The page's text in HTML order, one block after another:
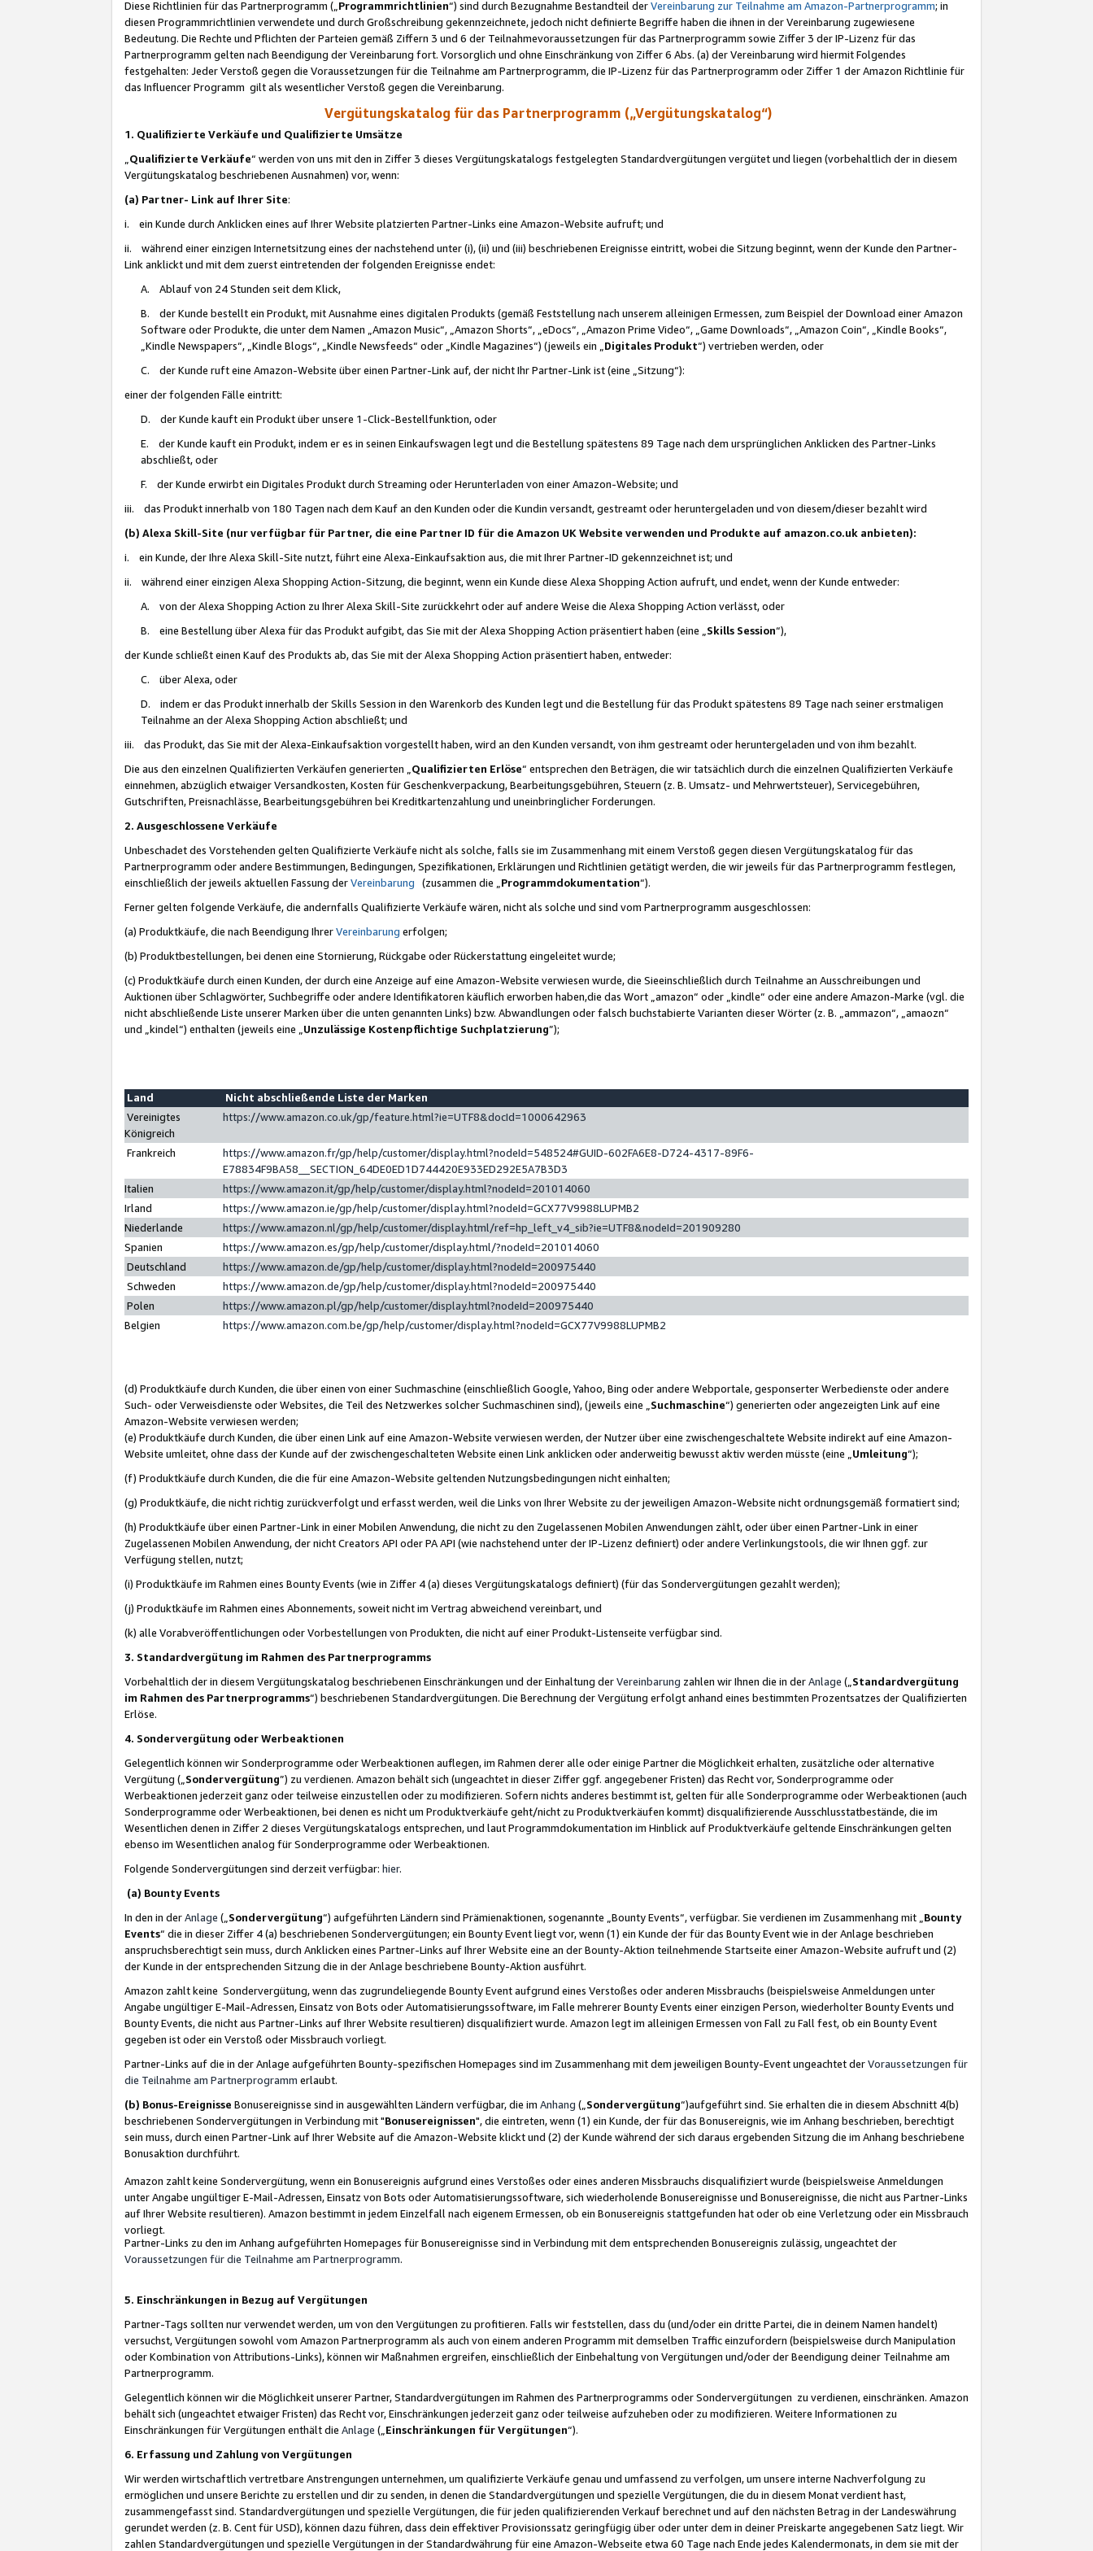
Diese Richtlinien für das Partnerprogramm („Programmrichtlinien“) sind durch Bezugnahme Bestandteil derVereinbarung zur Teilnahme am Amazon-Partnerprogramm; in
diesen Programmrichtlinien verwendete und durch Großschreibung gekennzeichnete, jedoch nicht definierte Begriffe haben die ihnen in der Vereinbarung zugewiesene
Bedeutung. Die Rechte und Pflichten der Parteien gemäß Ziffern 3 und 6 der Teilnahmevoraussetzungen für das Partnerprogramm sowie Ziffer 3 der IP-Lizenz für das
Partnerprogramm gelten nach Beendigung der Vereinbarung fort. Vorsorglich und ohne Einschränkung von Ziffer 6 Abs. (a) der Vereinbarung wird hiermit Folgendes
festgehalten: Jeder Verstoß gegen die Voraussetzungen für die Teilnahme am Partnerprogramm, die IP-Lizenz für das Partnerprogramm oder Ziffer 1 der Amazon Richtlinie für
das Influencer Programm gilt als wesentlicher Verstoß gegen die Vereinbarung.
Vergütungskatalog für das Partnerprogramm („Vergütungskatalog“)
1. Qualifizierte Verkäufe und Qualifizierte Umsätze
Qualifizierte Verkäufe“ werden von uns mit den in Ziffer 3 dieses Vergütungskatalogs festgelegten Standardvergütungen vergütet und liegen (vorbehaltlich der in diesem
Vergütungskatalog beschriebenen Ausnahmen) vor, wenn:
(a) Partner- Link auf Ihrer Site:
i. ein Kunde durch Anklicken eines auf Ihrer Website platzierten Partner-Links eine Amazon-Website aufruft; und
ii. während einer einzigen Internetsitzung eines der nachstehend unter (i), (ii) und (iii) beschriebenen Ereignisse eintritt, wobei die Sitzung beginnt, wenn der Kunde den Partner-
Link anklickt und mit dem zuerst eintretenden der folgenden Ereignisse endet:
A. Ablauf von 24 Stunden seit dem Klick,
B. der Kunde bestellt ein Produkt, mit Ausnahme eines digitalen Produkts (gemäß Feststellung nach unserem alleinigen Ermessen, zum Beispiel der Download einer Amazon
Software oder Produkte, die unter dem Namen „Amazon Music“, „Amazon Shorts“, „eDocs“, „Amazon Prime Video“, „Game Downloads“, „Amazon Coin“, „Kindle Books“,
„Kindle Newspapers“, „Kindle Blogs“, „Kindle Newsfeeds“ oder „Kindle Magazines“) (jeweils ein „ Digitales Produkt“) vertrieben werden, oder
C. der Kunde ruft eine Amazon-Website über einen Partner-Link auf, der nicht Ihr Partner-Link ist (eine „Sitzung“):
einer der folgenden Fälle eintritt:
D. der Kunde kauft ein Produkt über unsere 1-Click-Bestellfunktion, oder
E. der Kunde kauft ein Produkt, indem er es in seinen Einkaufswagen legt und die Bestellung spätestens 89 Tage nach dem ursprünglichen Anklicken des Partner-Links
abschließt, oder
F. der Kunde erwirbt ein Digitales Produkt durch Streaming oder Herunterladen von einer Amazon-Website; und
iii. das Produkt innerhalb von 180 Tagen nach dem Kauf an den Kunden oder die Kundin versandt, gestreamt oder heruntergeladen und von diesem/dieser bezahlt wird
(b) Alexa Skill-Site (nur verfügbar für Partner, die eine Partner ID für die Amazon UK Website verwenden und Produkte auf amazon.co.uk anbieten):
i. ein Kunde, der Ihre Alexa Skill-Site nutzt, führt eine Alexa-Einkaufsaktion aus, die mit Ihrer Partner-ID gekennzeichnet ist; und
ii. während einer einzigen Alexa Shopping Action-Sitzung, die beginnt, wenn ein Kunde diese Alexa Shopping Action aufruft, und endet, wenn der Kunde entweder:
A. von der Alexa Shopping Action zu Ihrer Alexa Skill-Site zurückkehrt oder auf andere Weise die Alexa Shopping Action verlässt, oder
B. eine Bestellung über Alexa für das Produkt aufgibt, das Sie mit der Alexa Shopping Action präsentiert haben (eine „ Skills Session“),
der Kunde schließt einen Kauf des Produkts ab, das Sie mit der Alexa Shopping Action präsentiert haben, entweder:
C. über Alexa, oder
D. indem er das Produkt innerhalb der Skills Session in den Warenkorb des Kunden legt und die Bestellung für das Produkt spätestens 89 Tage nach seiner erstmaligen
Teilnahme an der Alexa Shopping Action abschließt; und
iii. das Produkt, das Sie mit der Alexa-Einkaufsaktion vorgestellt haben, wird an den Kunden versandt, von ihm gestreamt oder heruntergeladen und von ihm bezahlt.
Die aus den einzelnen Qualifizierten Verkäufen generierten „ Qualifizierten Erlöse“ entsprechen den Beträgen, die wir tatsächlich durch die einzelnen Qualifizierten Verkäufe
einnehmen, abzüglich etwaiger Versandkosten, Kosten für Geschenkverpackung, Bearbeitungsgebühren, Steuern (z. B. Umsatz- und Mehrwertsteuer), Servicegebühren,
Gutschriften, Preisnachlässe, Bearbeitungsgebühren bei Kreditkartenzahlung und uneinbringlicher Forderungen.
2. Ausgeschlossene Verkäufe
Unbeschadet des Vorstehenden gelten Qualifizierte Verkäufe nicht als solche, falls sie im Zusammenhang mit einem Verstoß gegen diesen Vergütungskatalog für das
Partnerprogramm oder andere Bestimmungen, Bedingungen, Spezifikationen, Erklärungen und Richtlinien getätigt werden, die wir jeweils für das Partnerprogramm festlegen,
einschließlich der jeweils aktuellen Fassung derVereinbarung (zusammen die „ Programmdokumentation“).
Ferner gelten folgende Verkäufe, die andernfalls Qualifizierte Verkäufe wären, nicht als solche und sind vom Partnerprogramm ausgeschlossen:
(a) Produktkäufe, die nach Beendigung IhrerVereinbarung erfolgen;
(b) Produktbestellungen, bei denen eine Stornierung, Rückgabe oder Rückerstattung eingeleitet wurde;
(c) Produktkäufe durch einen Kunden, der durch eine Anzeige auf eine Amazon-Website verwiesen wurde, die Sieeinschließlich durch Teilnahme an Ausschreibungen und
Auktionen über Schlagwörter, Suchbegriffe oder andere Identifikatoren käuflich erworben haben,die das Wort „amazon“ oder „kindle“ oder eine andere Amazon-Marke (vgl. die
nicht abschließende Liste unserer Marken über die unten genannten Links) bzw. Abwandlungen oder falsch buchstabierte Varianten dieser Wörter (z. B. „ammazon“, „amaozn“
und „kindel“) enthalten (jeweils eine „ Unzulässige Kostenpflichtige Suchplatzierung”);
Land
Nicht abschließende Liste der Marken
Vereinigtes
Königreich
https://www.amazon.co.uk/gp/feature.html?ie=UTF8&docId=1000642963
Frankreich
https://www.amazon.fr/gp/help/customer/display.html?nodeId=548524#GUID-602FA6E8-D724-4317-89F6-
E78834F9BA58__SECTION_64DE0ED1D744420E933ED292E5A7B3D3
Italien
https://www.amazon.it/gp/help/customer/display.html?nodeId=201014060
Irland
https://www.amazon.ie/gp/help/customer/display.html?nodeId=GCX77V9988LUPMB2
Niederlande
https://www.amazon.nl/gp/help/customer/display.html/ref=hp_left_v4_sib?ie=UTF8&nodeId=201909280
Spanien
https://www.amazon.es/gp/help/customer/display.html/?nodeId=201014060
Deutschland
https://www.amazon.de/gp/help/customer/display.html?nodeId=200975440
Schweden
https://www.amazon.de/gp/help/customer/display.html?nodeId=200975440
Polen
https://www.amazon.pl/gp/help/customer/display.html?nodeId=200975440
Belgien
https://www.amazon.com.be/gp/help/customer/display.html?nodeId=GCX77V9988LUPMB2
(d) Produktkäufe durch Kunden, die über einen von einer Suchmaschine (einschließlich Google, Yahoo, Bing oder andere Webportale, gesponserter Werbedienste oder andere
Such- oder Verweisdienste oder Websites, die Teil des Netzwerkes solcher Suchmaschinen sind), (jeweils eine „ Suchmaschine“) generierten oder angezeigten Link auf eine
Amazon-Website verwiesen werden;
(e) Produktkäufe durch Kunden, die über einen Link auf eine Amazon-Website verwiesen werden, der Nutzer über eine zwischengeschaltete Website indirekt auf eine Amazon-
Website umleitet, ohne dass der Kunde auf der zwischengeschalteten Website einen Link anklicken oder anderweitig bewusst aktiv werden müsste (eine „ Umleitung“);
(f) Produktkäufe durch Kunden, die die für eine Amazon-Website geltenden Nutzungsbedingungen nicht einhalten;
(g) Produktkäufe, die nicht richtig zurückverfolgt und erfasst werden, weil die Links von Ihrer Website zu der jeweiligen Amazon-Website nicht ordnungsgemäß formatiert sind;
(h) Produktkäufe über einen Partner-Link in einer Mobilen Anwendung, die nicht zu den Zugelassenen Mobilen Anwendungen zählt, oder über einen Partner-Link in einer
Zugelassenen Mobilen Anwendung, der nicht Creators API oder PA API (wie nachstehend unter der IP-Lizenz definiert) oder andere Verlinkungstools, die wir Ihnen ggf. zur
Verfügung stellen, nutzt;
(i) Produktkäufe im Rahmen eines Bounty Events (wie in Ziffer 4 (a) dieses Vergütungskatalogs definiert) (für das Sondervergütungen gezahlt werden);
(j) Produktkäufe im Rahmen eines Abonnements, soweit nicht im Vertrag abweichend vereinbart, und
(k) alle Vorabveröffentlichungen oder Vorbestellungen von Produkten, die nicht auf einer Produkt-Listenseite verfügbar sind.
3. Standardvergütung im Rahmen des Partnerprogramms
Vorbehaltlich der in diesem Vergütungskatalog beschriebenen Einschränkungen und der Einhaltung derVereinbarung zahlen wir Ihnen die in derAnlage („ Standardvergütung
im Rahmen des Partnerprogramms“) beschriebenen Standardvergütungen. Die Berechnung der Vergütung erfolgt anhand eines bestimmten Prozentsatzes der Qualifizierten
Erlöse.
4. Sondervergütung oder Werbeaktionen
Gelegentlich können wir Sonderprogramme oder Werbeaktionen auflegen, im Rahmen derer alle oder einige Partner die Möglichkeit erhalten, zusätzliche oder alternative
Vergütung („ Sondervergütung”) zu verdienen. Amazon behält sich (ungeachtet in dieser Ziffer ggf. angegebener Fristen) das Recht vor, Sonderprogramme oder
Werbeaktionen jederzeit ganz oder teilweise einzustellen oder zu modifizieren. Sofern nichts anderes bestimmt ist, gelten für alle Sonderprogramme oder Werbeaktionen (auch
Sonderprogramme oder Werbeaktionen, bei denen es nicht um Produktverkäufe geht/nicht zu Produktverkäufen kommt) disqualifizierende Ausschlusstatbestände, die im
Wesentlichen denen in Ziffer 2 dieses Vergütungskatalogs entsprechen, und laut Programmdokumentation im Hinblick auf Produktverkäufe geltende Einschränkungen gelten
ebenso im Wesentlichen analog für Sonderprogramme oder Werbeaktionen.
Folgende Sondervergütungen sind derzeit verfügbar: hier.
(a) Bounty Events
In den in derAnlage („ Sondervergütung“) aufgeführten Ländern sind Prämienaktionen, sogenannte „Bounty Events“, verfügbar. Sie verdienen im Zusammenhang mit „ Bounty
Events“ die in dieser Ziffer 4 (a) beschriebenen Sondervergütungen; ein Bounty Event liegt vor, wenn (1) ein Kunde der für das Bounty Event wie in der Anlage beschrieben
anspruchsberechtigt sein muss, durch Anklicken eines Partner-Links auf Ihrer Website eine an der Bounty-Aktion teilnehmende Startseite einer Amazon-Website aufruft und (2)
der Kunde in der entsprechenden Sitzung die in der Anlage beschriebene Bounty-Aktion ausführt.
Amazon zahlt keine Sondervergütung, wenn das zugrundeliegende Bounty Event aufgrund eines Verstoßes oder anderen Missbrauchs (beispielsweise Anmeldungen unter
Angabe ungültiger E-Mail-Adressen, Einsatz von Bots oder Automatisierungssoftware, im Falle mehrerer Bounty Events einer einzigen Person, wiederholter Bounty Events und
Bounty Events, die nicht aus Partner-Links auf Ihrer Website resultieren) disqualifiziert wurde. Amazon legt im alleinigen Ermessen von Fall zu Fall fest, ob ein Bounty Event
gegeben ist oder ein Verstoß oder Missbrauch vorliegt.
Partner-Links auf die in der Anlage aufgeführten Bounty-spezifischen Homepages sind im Zusammenhang mit dem jeweiligen Bounty-Event ungeachtet derVoraussetzungen für
die Teilnahme am Partnerprogramm erlaubt.
(b) Bonus-Ereignisse Bonusereignisse sind in ausgewählten Ländern verfügbar, die im Anhang („ Sondervergütung“)aufgeführt sind. Sie erhalten die in diesem Abschnitt 4(b)
beschriebenen Sondervergütungen in Verbindung mit "Bonusereignissen", die eintreten, wenn (1) ein Kunde, der für das Bonusereignis, wie im Anhang beschrieben, berechtigt
sein muss, durch einen Partner-Link auf Ihrer Website auf die Amazon-Website klickt und (2) der Kunde während der sich daraus ergebenden Sitzung die im Anhang beschriebene
Bonusaktion durchführt.
Amazon zahlt keine Sondervergütung, wenn ein Bonusereignis aufgrund eines Verstoßes oder eines anderen Missbrauchs disqualifiziert wurde (beispielsweise Anmeldungen
unter Angabe ungültiger E-Mail-Adressen, Einsatz von Bots oder Automatisierungssoftware, sich wiederholende Bonusereignisse und Bonusereignisse, die nicht aus Partner-Links
auf Ihrer Website resultieren). Amazon bestimmt in jedem Einzelfall nach eigenem Ermessen, ob ein Bonusereignis stattgefunden hat oder ob eine Verletzung oder ein Missbrauch
vorliegt.
Partner-Links zu den im Anhang aufgeführten Homepages für Bonusereignisse sind in Verbindung mit dem entsprechenden Bonusereignis zulässig, ungeachtet der
Voraussetzungen für die Teilnahme am Partnerprogramm.
5. Einschränkungen in Bezug auf Vergütungen
Partner-Tags sollten nur verwendet werden, um von den Vergütungen zu profitieren. Falls wir feststellen, dass du (und/oder ein dritte Partei, die in deinem Namen handelt)
versuchst, Vergütungen sowohl vom Amazon Partnerprogramm als auch von einem anderen Programm mit demselben Traffic einzufordern (beispielsweise durch Manipulation
oder Kombination von Attributions-Links), können wir Maßnahmen ergreifen, einschließlich der Einbehaltung von Vergütungen und/oder der Beendigung deiner Teilnahme am
Partnerprogramm.
Gelegentlich können wir die Möglichkeit unserer Partner, Standardvergütungen im Rahmen des Partnerprogramms oder Sondervergütungen zu verdienen, einschränken. Amazon
behält sich (ungeachtet etwaiger Fristen) das Recht vor, Einschränkungen jederzeit ganz oder teilweise aufzuheben oder zu modifizieren. Weitere Informationen zu
Einschränkungen für Vergütungen enthält die Anlage („ Einschränkungen für Vergütungen“).
6. Erfassung und Zahlung von Vergütungen
Wir werden wirtschaftlich vertretbare Anstrengungen unternehmen, um qualifizierte Verkäufe genau und umfassend zu verfolgen, um unsere interne Nachverfolgung zu
ermöglichen und unsere Berichte zu erstellen und dir zu senden, in denen die Standardvergütungen und spezielle Vergütungen, die du in diesem Monat verdient hast,
zusammengefasst sind. Standardvergütungen und spezielle Vergütungen, die für jeden qualifizierenden Verkauf berechnet und auf den nächsten Betrag in der Landeswährung
gerundet werden (z. B. Cent für USD), können dazu führen, dass dein effektiver Provisionssatz geringfügig über oder unter dem in deiner Preiskarte angegebenen Satz liegt. Wir
zahlen Standardvergütungen und spezielle Vergütungen in der Standardwährung für eine Amazon-Webseite etwa 60 Tage nach Ende jedes Kalendermonats, in dem sie mit der